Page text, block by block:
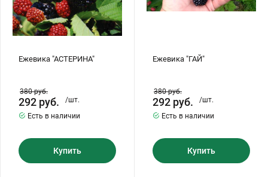
Ежевика "АСТЕРИНА"
380руб.
292 руб.
/шт.
Есть в наличии
Купить
Ежевика "ГАЙ"
380руб.
292 руб.
/шт.
Есть в наличии
Купить